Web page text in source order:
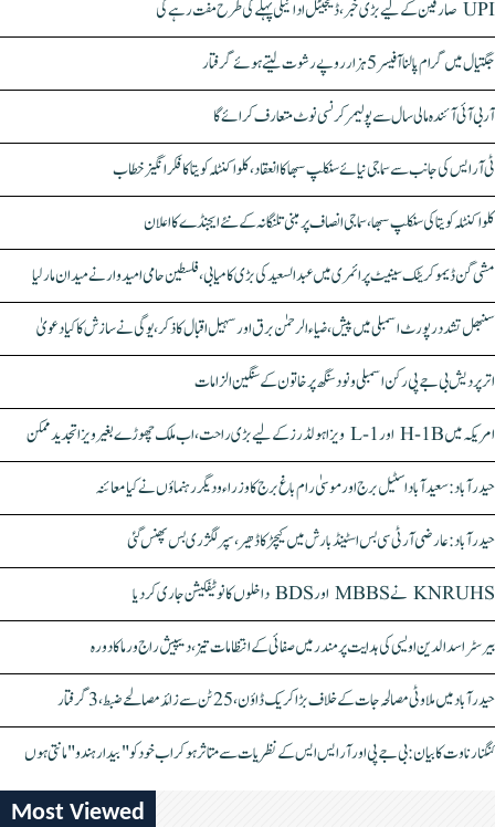
UPI صارفین کے لیے بڑی خبر، ڈیجیٹل ادائیگی پہلے کی طرح مفت رہے گی
جگتیال میں گرام پالنا آفیسر 5 ہزار روپے رشوت لیتے ہوئے گرفتار
آر بی آئی آئندہ مالی سال سے پولیمر کرنسی نوٹ متعارف کرائے گا
ٹی آر ایس کی جانب سے سماجی نیائے سنکلپ سبھا کا انعقاد، کلواکنٹلہ کویتا کا فکر انگیز خطاب
کلواکنٹلہ کویتا کی سنکلپ سبھا، سماجی انصاف پر مبنی تلنگانہ کے نئے ایجنڈے کا اعلان
مشی گن ڈیموکریٹک سینیٹ پرائمری میں عبدالسعید کی بڑی کامیابی، فلسطین حامی امیدوار نے میدان مار لیا
سنبھل تشدد رپورٹ اسمبلی میں پیش، ضیاء الرحمٰن برق اور سہیل اقبال کا ذکر، یوگی نے سازش کا کیا دعویٰ
اتر پردیش بی جے پی رکن اسمبلی ونود سنگھ پر خاتون کے سنگین الزامات
امریکہ میں H-1B اور L-1 ویزا ہولڈرز کے لیے بڑی راحت، اب ملک چھوڑے بغیر ویزا تجدید ممکن
حیدرآباد: سعیدآباد اسٹیل برج اور موسیٰ رام باغ برج کا وزراء و دیگر رہنماؤں نے کیا معائنہ
حیدرآباد: عارضی آر ٹی سی بس اسٹینڈ بارش میں کیچڑ کا ڈھیر، سپر لگژری بس پھنس گئی
KNRUHS نے MBBS اور BDS داخلوں کا نوٹیفکیشن جاری کر دیا
بیرسٹر اسدالدین اویسی کی ہدایت پر مندر میں صفائی کے انتظامات تیز، دیپیش راج ورما کا دورہ
حیدرآباد میں ملاوٹی مصالحہ جات کے خلاف بڑا کریک ڈاؤن، 25 ٹن سے زائد مصالحے ضبط، 3 گرفتار
کنگنا رناوت کا بیان: بی جے پی اور آر ایس ایس کے نظریات سے متاثر ہو کر اب خود کو "بیدار ہندو" مانتی ہوں
Most Viewed